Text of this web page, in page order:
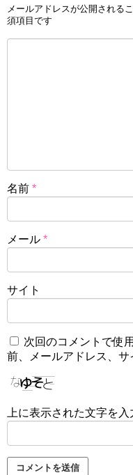
メールアドレスが公開される
須項目です
名前 *
メール *
サイト
次回のコメントで使
前、メールアドレス、サ
上に表示された文字を入